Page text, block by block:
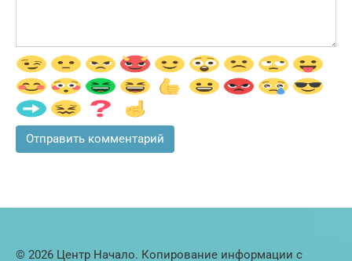
© 2026 Центр Начало. Копирование информации с